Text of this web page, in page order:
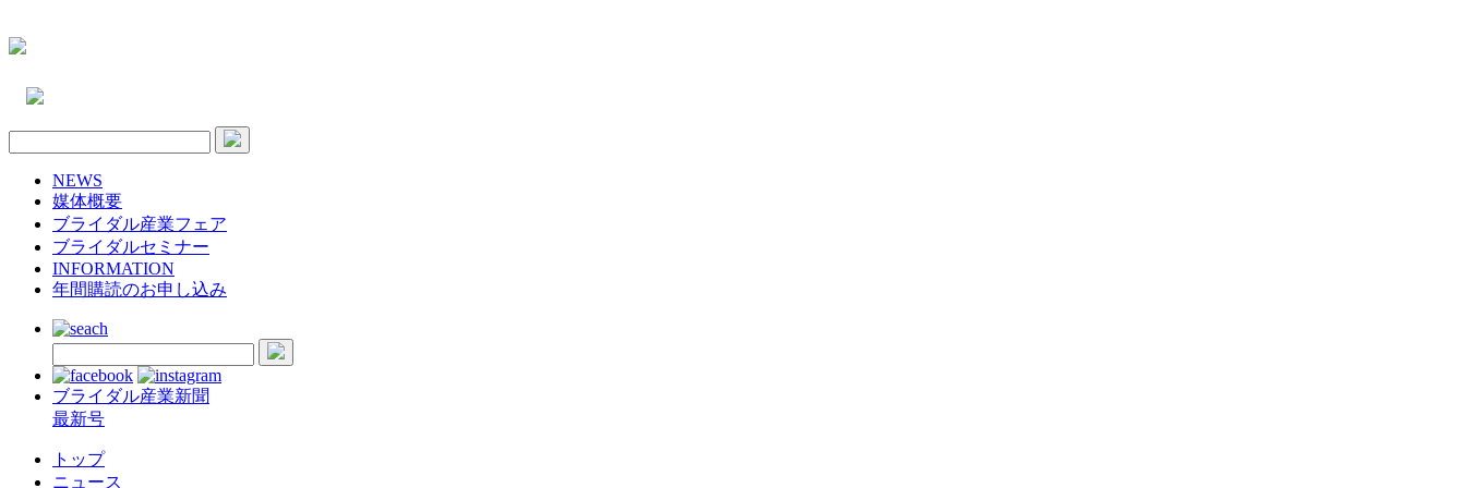
NEWS
媒体概要
ブライダル産業フェア
ブライダルセミナー
INFORMATION
年間購読のお申し込み
ブライダル産業新聞
最新号
トップ
ニュース